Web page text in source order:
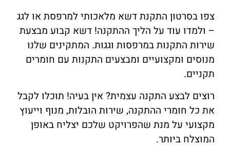
צפו בסרטון התקנת דשא מלאכותי למרפסת או לגג
– ולמדו עוד על הליך ההתקנה! דשא קבוע מבצעת
שירות התקנות במרפסות וגגות. המתקינים שלנו
מנוסים ומקצועיים ומבצעים התקנות עם חומרים
תקניים.
רוצים לבצע התקנה עצמית? אין בעיה! תוכלו לקבל
את כל חומרי ההתקנה, שירות הובלות, מנוף וייעוץ
מקצועי על מנת שהפרויקט שלכם יצליח באופן
המוצלח ביותר.